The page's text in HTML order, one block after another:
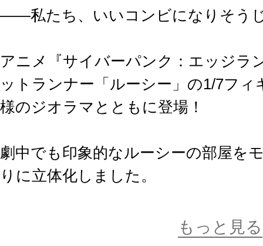
――私たち、いいコンビになりそう
アニメ『サイバーパンク：エッジラ
ットランナー「ルーシー」の1/7フ
様のジオラマとともに登場！
劇中でも印象的なルーシーの部屋を
りに立体化しました。
ツに至るまで忠実に再現しています
もっと見る